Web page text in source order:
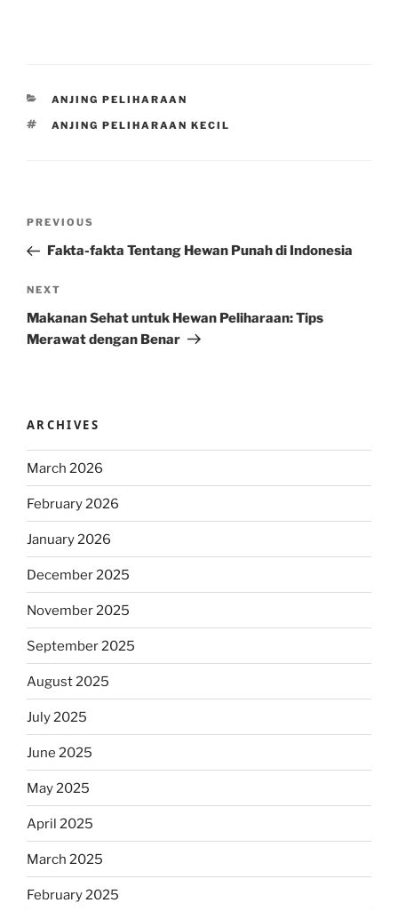
CATEGORIES
ANJING PELIHARAAN
TAGS
ANJING PELIHARAAN KECIL
Previous
Post
PREVIOUS
Fakta-fakta Tentang Hewan Punah di Indonesia
Next
Post
NEXT
Makanan Sehat untuk Hewan Peliharaan: Tips
Merawat dengan Benar
ARCHIVES
March 2026
February 2026
January 2026
December 2025
November 2025
September 2025
August 2025
July 2025
June 2025
May 2025
April 2025
March 2025
February 2025